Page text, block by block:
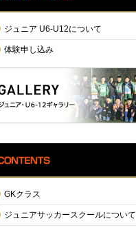
ジュニア U6-U12について
体験申し込み
GKクラス
ジュニアサッカースクールについて